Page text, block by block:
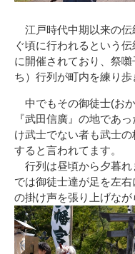
江戸時代中期以来の伝
ぐ頃に行われるという
に開催されており、祭
ち）行列が町内を練り歩
中でもその御徒士(お
『武田信廣』の地であ
け武士でない者も武士
すると言われてます。
行列は昼頃から夕暮れ
では御徒士達が足を左
の掛け声を張り上げなが